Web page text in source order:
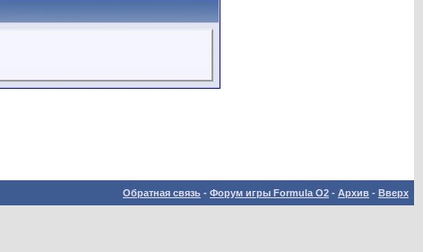
Обратная связь - Форум игры Formula O2 - Архив - Вверх